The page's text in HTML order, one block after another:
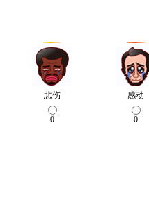
悲伤
0
感动
0